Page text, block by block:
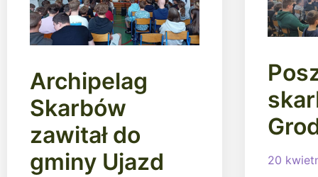
Archipelag
Skarbów
zawitał do
gminy Ujazd
20